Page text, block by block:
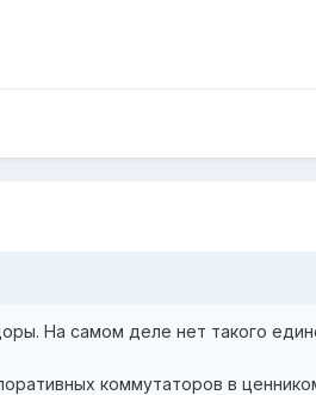
На самом деле нет такого
коммутаторов в